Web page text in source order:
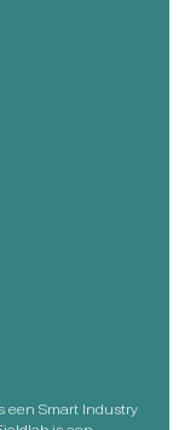
een Smart Industry